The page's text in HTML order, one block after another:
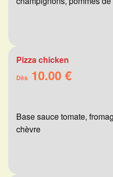
Pizza chicken
Dès 10.00 €
Base sauce tomate,
chèvre